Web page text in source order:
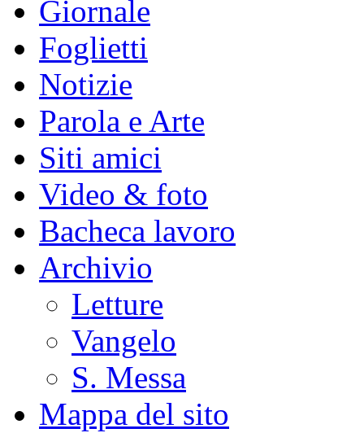
Giornale
Foglietti
Notizie
Parola e Arte
Siti amici
Video & foto
Bacheca lavoro
Archivio
Letture
Vangelo
S. Messa
Mappa del sito